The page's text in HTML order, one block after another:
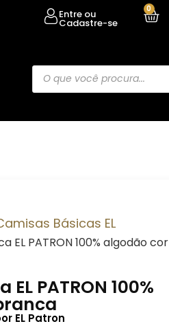
Entre ou
Cadastre-se
0
Básicas EL
EL PATRON 100% algodão cor
PATRON 100%
EL Patron